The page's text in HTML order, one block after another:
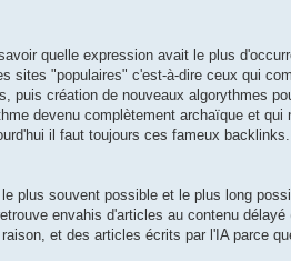
quelle expression avait le plus
sites "populaires" c'est-à-dire ceux qui
puis création de nouveaux algorythmes
devenu complètement archaïque et qui
il faut toujours ces fameux
plus souvent possible et le plus long
envahis d'articles au contenu
et des articles écrits par l'IA parce